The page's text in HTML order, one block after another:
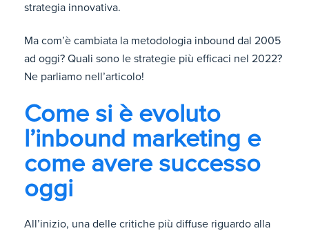
strategia innovativa.
Ma com’è cambiata la metodologia inbound dal 2005
ad oggi? Quali sono le strategie più efficaci nel 2022?
Ne parliamo nell’articolo!
Come si è evoluto
l’inbound marketing e
come avere successo
oggi
All’inizio, una delle critiche più diffuse riguardo alla